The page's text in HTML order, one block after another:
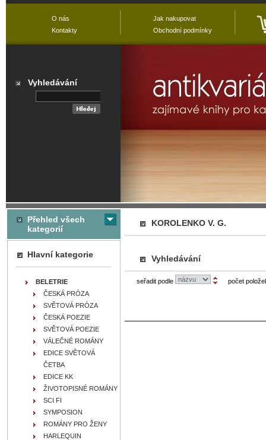
KOROLENKO V. G.
Vyhledávání
seřadit podle počet
Přehled všech
kategorií
Hlavní kategorie
BELETRIE
ČESKÁ PRÓZA
SVĚTOVÁ PRÓZA
ČESKÁ POEZIE
SVĚTOVÁ POEZIE
VÁLEČNÉ ROMÁNY
EDICE SVĚTOVÁ
ČETBA
EDICE KK
ŽIVOTOPISNÉ ROMÁNY
SCI FI
SYMPOSION
ROMÁNY PRO ŽENY
HARLEQUIN
O nás
Kontakty
Jak nakupovat
Obchodní podmínky
Vyhledávání